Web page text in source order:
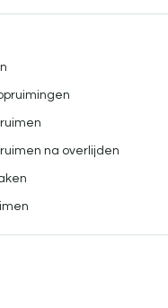
na overlijden